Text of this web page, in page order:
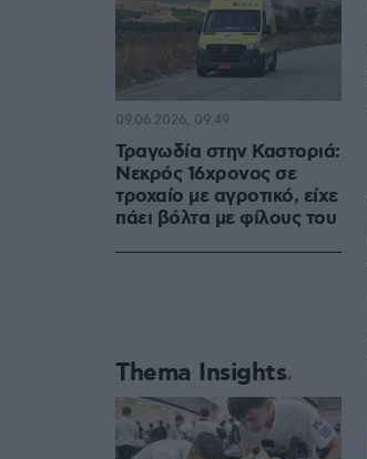
Τραγωδία στην Καστοριά:
Νεκρός 16χρονος σε
τροχαίο με αγροτικό, είχε
πάει βόλτα με φίλους του
09.06.2026, 09:49
Thema Insights